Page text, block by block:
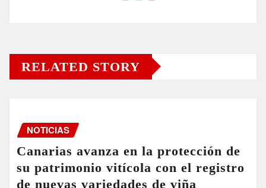
RELATED STORY
NOTICIAS
Canarias avanza en la protección de
su patrimonio vitícola con el registro
de nuevas variedades de viña